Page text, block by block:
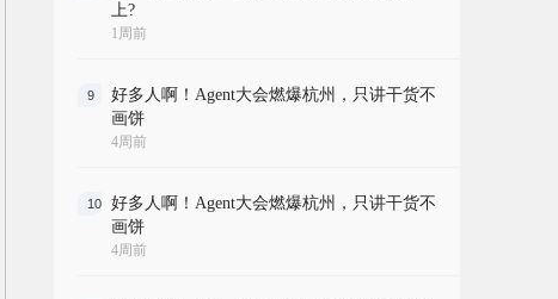
上?
1周前
9
好多人啊！Agent大会燃爆杭州，只讲干货不
画饼
4周前
10
好多人啊！Agent大会燃爆杭州，只讲干货不
画饼
4周前